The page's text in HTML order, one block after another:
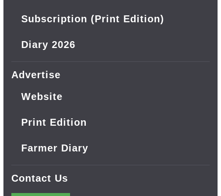
Subscription (Print Edition)
Diary 2026
Advertise
Website
Print Edition
Farmer Diary
Contact Us